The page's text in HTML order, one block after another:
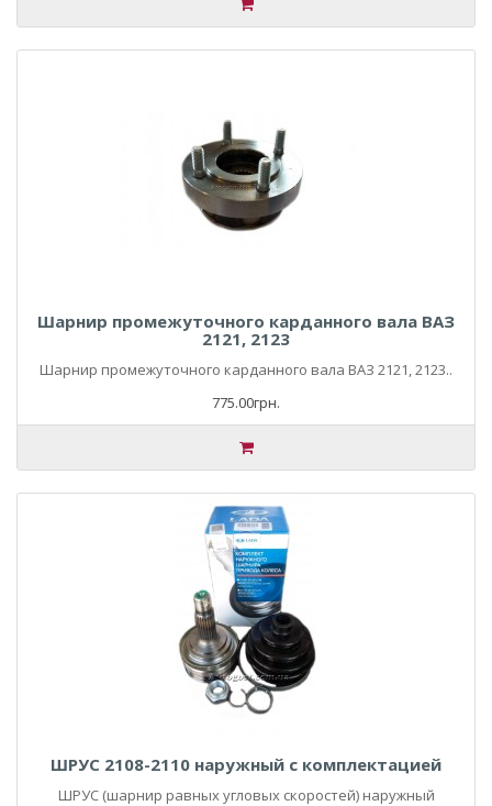
Шарнир промежуточного карданного вала ВАЗ
2121, 2123
Шарнир промежуточного карданного вала ВАЗ 2121, 2123..
775.00грн.
ШРУС 2108-2110 наружный с комплектацией
ШРУС (шарнир равных угловых скоростей) наружный